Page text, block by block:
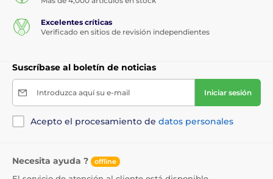
Excelentes críticas
Verificado en sitios de revisión independientes
Suscríbase al boletín de noticias
Introduzca aquí su e-mail Iniciar sesión
Acepto el procesamiento de datos personales
Necesita ayuda ? offline